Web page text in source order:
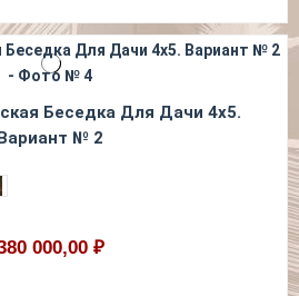
Беседка Для Дачи 4х5.
Вариант № 2
000,00 ₽